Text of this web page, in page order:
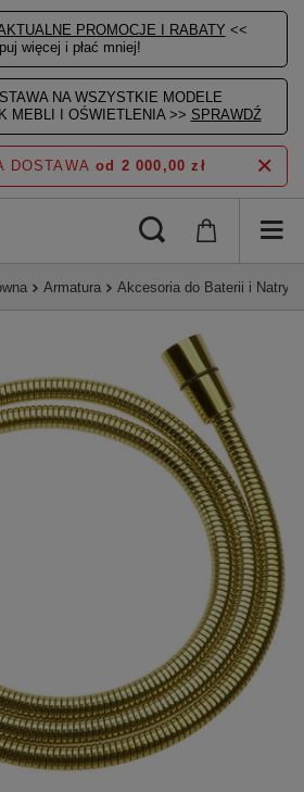
PROMOCJE I RABATY <<
więcej i płać mniej!
NA WSZYSTKIE MODELE
MEBLI I OŚWIETLENIA >> SPRAWDŹ
DOSTAWA od 2 000,00 zł
Armatura Akcesoria do Baterii i